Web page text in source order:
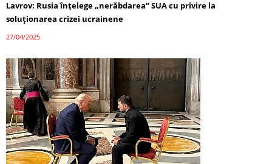
Lavrov: Rusia înțelege „nerăbdarea” SUA cu privire la
soluționarea crizei ucrainene
27/04/2025